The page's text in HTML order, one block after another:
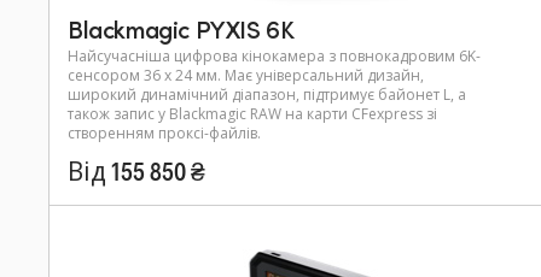
Blackmagic PYXIS 6K
Найсучасніша цифрова кінокамера з повнокадровим 6K-
сенсором 36 x 24 мм. Має універсальний дизайн,
широкий динамічний діапазон, підтримує байонет L, а
також запис у Blackmagic RAW на карти CFexpress зі
створенням проксі-файлів.
Від 155 850 ₴